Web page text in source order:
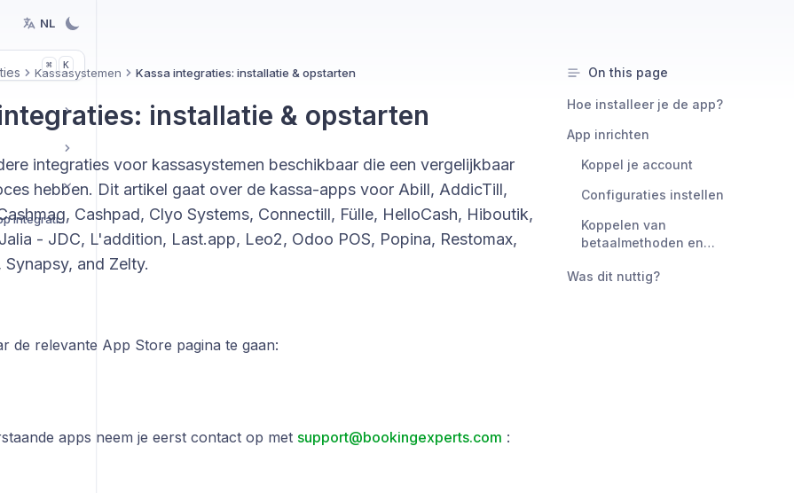
NL
⌘ K
Aan de slag met BEX App integraties
Kassasystemen Kassa integraties: installatie & opstarten
installatie & opstarten
integraties voor kassasystemen beschikbaar die een vergelijkbaar
hebben. Dit artikel gaat over de kassa-apps voor Abill, AddicTill,
Cashpad, Clyo Systems, Connectill, Fülle, HelloCash, Hiboutik,
- JDC, L'addition, Last.app, Leo2, Odoo POS, Popina, Restomax,
Synapsy, and Zelty.
de relevante App Store pagina te gaan:
apps neem je eerst contact op met support@bookingexperts.com :
On this page
Hoe installeer je de app?
App inrichten
Koppel je account
Configuraties instellen
Koppelen van
betaalmethoden en
Was dit nuttig?